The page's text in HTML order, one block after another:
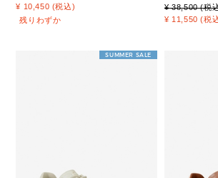
¥ 10,450 (税込)
残りわずか
¥ 38,500 (税
¥ 11,550 (税
SUMMER SALE